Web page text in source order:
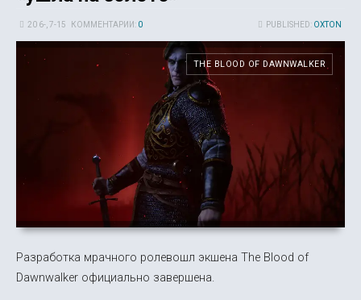
PUBLISHED: OXTON
20 6-, 7-15 КОММЕНТАРИИ: 0
THE BLOOD OF DAWNWALKER
Разработка мрачного ролевошл экшена The Blood of
Dawnwalker официально завершена.